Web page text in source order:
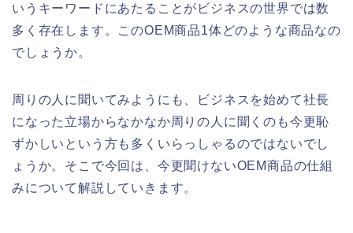
いうキーワードにあたることがビジネスの世界では数
多く存在します。このOEM商品1体どのような商品なの
でしょうか。
周りの人に聞いてみようにも、ビジネスを始めて社長
になった立場からなかなか周りの人に聞くのも今更恥
ずかしいという方も多くいらっしゃるのではないでし
ょうか。そこで今回は、今更聞けないOEM商品の仕組
みについて解説していきます。